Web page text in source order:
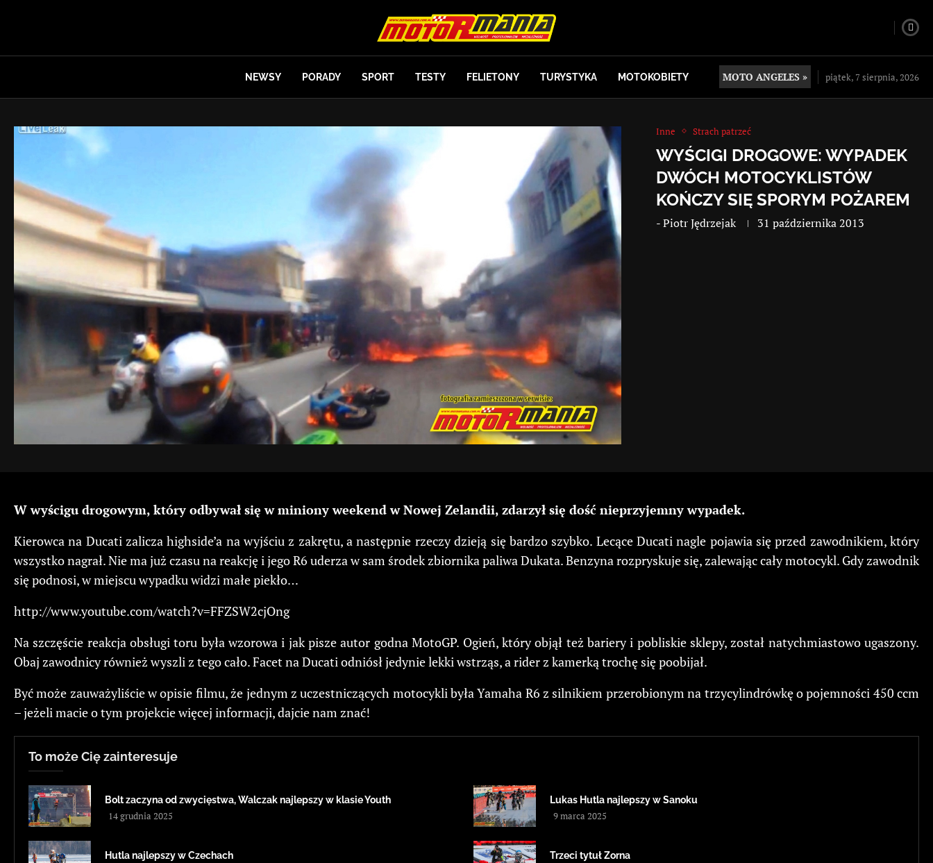
NEWSY PORADY SPORT TESTY FELIETONY TURYSTYKA MOTOKOBIETY MOTO ANGELES » piątek, 7 sierpnia, 2026
Inne Strach patrzeć
WYŚCIGI DROGOWE: WYPADEK
DWÓCH MOTOCYKLISTÓW
KOŃCZY SIĘ SPORYM POŻAREM
-Piotr Jędrzejak 31 października 2013
W wyścigu drogowym, który odbywał się w miniony weekend w Nowej Zelandii, zdarzył się dość nieprzyjemny wypadek.
Kierowca na Ducati zalicza highside’a na wyjściu z zakrętu, a następnie rzeczy dzieją się bardzo szybko. Lecące Ducati nagle pojawia się przed zawodnikiem, który
wszystko nagrał. Nie ma już czasu na reakcję i jego R6 uderza w sam środek zbiornika paliwa Dukata. Benzyna rozpryskuje się, zalewając cały motocykl. Gdy zawodnik
się podnosi, w miejscu wypadku widzi małe piekło…
http://www.youtube.com/watch?v=FFZSW2cjOng
Na szczęście reakcja obsługi toru była wzorowa i jak pisze autor godna MotoGP. Ogień, który objął też bariery i pobliskie sklepy, został natychmiastowo ugaszony.
Obaj zawodnicy również wyszli z tego cało. Facet na Ducati odniósł jedynie lekki wstrząs, a rider z kamerką trochę się poobijał.
Być może zauważyliście w opisie filmu, że jednym z uczestniczących motocykli była Yamaha R6 z silnikiem przerobionym na trzycylindrówkę o pojemności 450 ccm
– jeżeli macie o tym projekcie więcej informacji, dajcie nam znać!
To może Cię zainteresuje
Bolt zaczyna od zwycięstwa, Walczak najlepszy w klasie Youth
14 grudnia 2025
Lukas Hutla najlepszy w Sanoku
9 marca 2025
Hutla najlepszy w Czechach Trzeci tytuł Zorna